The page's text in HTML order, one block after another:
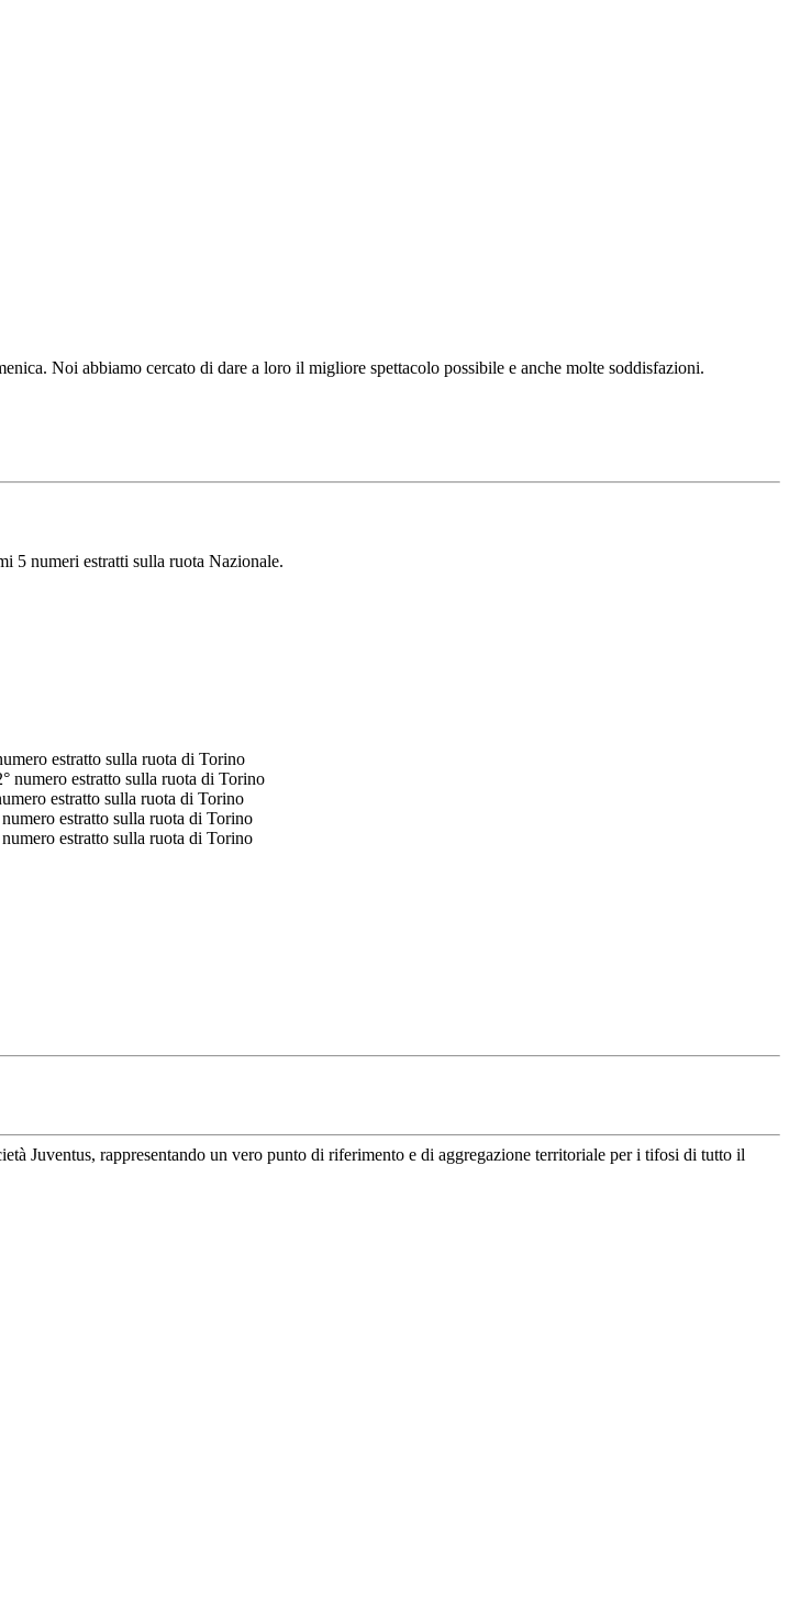
Noi abbiamo cercato di dare a loro il migliore spettacolo possibile e anche molte soddisfazioni.
5 numeri estratti sulla ruota Nazionale.
estratto sulla ruota di Torino
numero estratto sulla ruota di Torino
estratto sulla ruota di Torino
estratto sulla ruota di Torino
estratto sulla ruota di Torino
Juventus, rappresentando un vero punto di riferimento e di aggregazione territoriale per i tifosi di tutto il